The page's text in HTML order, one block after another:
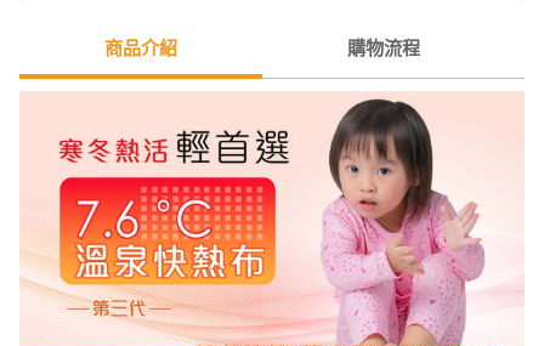
商品介紹 購物流程